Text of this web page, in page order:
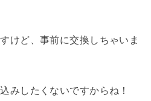
けど、事前に交換しちゃいま
みしたくないですからね！